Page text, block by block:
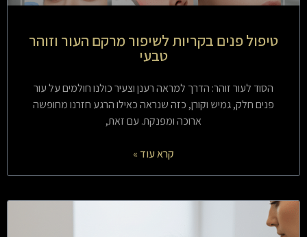
טיפול פנים בקריות לשיפור מרקם העור וזוהר
טבעי
הסוד לעור זוהר: הדרך למראה רענן וצעיר כולנו חולמים על עור
פנים חלק, גמיש וקורן, כזה שנראה כאילו הרגע חזרנו מחופשה
ארוכה ומפנקת. עם זאת,
קרא עוד »